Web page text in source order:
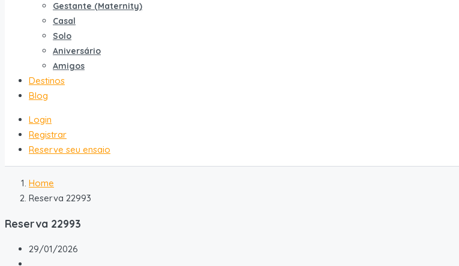
Gestante (Maternity)
Casal
Solo
Aniversário
Amigos
Destinos
Blog
Login
Registrar
Reserve seu ensaio
Home
Reserva 22993
Reserva 22993
29/01/2026